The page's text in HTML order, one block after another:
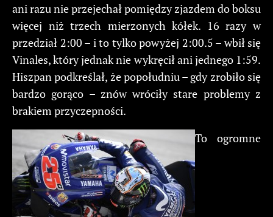
ani razu nie przejechał pomiędzy zjazdem do boksu
więcej niż trzech mierzonych kółek. 16 razy w
przedział 2:00 – i to tylko powyżej 2:00.5 – wbił się
Vinales, który jednak nie wykręcił ani jednego 1:59.
Hiszpan podkreślał, że popołudniu – gdy zrobiło się
bardzo gorąco – znów wróciły stare problemy z
brakiem przyczepności.
To ogromne